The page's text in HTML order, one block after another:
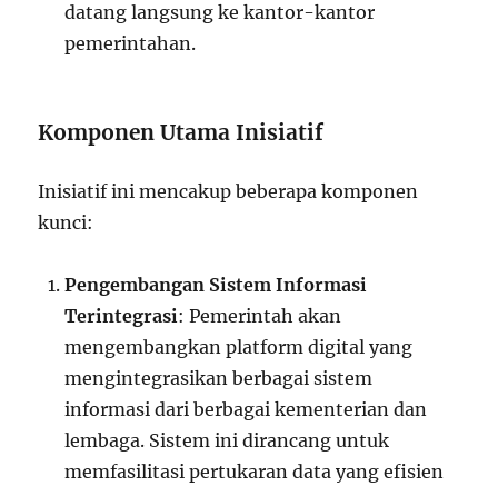
datang langsung ke kantor-kantor
pemerintahan.
Komponen Utama Inisiatif
Inisiatif ini mencakup beberapa komponen
kunci:
Pengembangan Sistem Informasi
Terintegrasi: Pemerintah akan
mengembangkan platform digital yang
mengintegrasikan berbagai sistem
informasi dari berbagai kementerian dan
lembaga. Sistem ini dirancang untuk
memfasilitasi pertukaran data yang efisien